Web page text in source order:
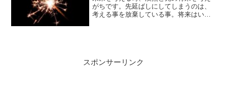
がちです。先延ばしにしてしまうのは、
考える事を放棄している事。将来はいつ
スポンサーリンク